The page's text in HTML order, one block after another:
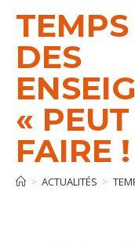
DES
«
FAIRE
> ACTUALITÉS >